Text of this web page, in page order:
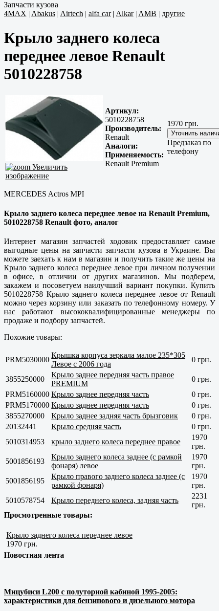
Запчасти кузова
4MAX | Abakus | Airtech | alfa car| Alkar| AMB | другие
Крыло заднего колеса
переднее левое Renault
5010228758
Увеличить
изображение
Артикул:
5010228758
Производитель:
Renault
Аналоги:
Применяемость:
Renault Premium
1970 грн.
Предзаказ по
телефону
MERCEDES Actros MPI
Крыло заднего колеса переднее левое на Renault Premium,
5010228758 Renault фото, аналог
Интернет магазин запчастей ходовик предоставляет самые
выгодные цены на запчасти запчасти кузова в Украине. Вы
можете заехать к нам в магазин и получить такие же цены на
Крыло заднего колеса переднее левое при личном получении
в офисе, в отличии от других магазинов. Мы подберем,
закажем и посоветуем наилучший вариант покупки. Купить
5010228758 Крыло заднего колеса переднее левое от Renault
можно через корзину или заказать по телефонному номеру. У
нас работают высококвалифицированные менеджеры по
продаже и подбору запчастей.
Похожие товары:
PRM5030000
Крышка корпуса зеркала малое 235*305
Левое с 2006 года
0 грн.
3855250000
Крыло заднее передняя часть правое
PREMIUM
0 грн.
PRM5160000 Крыло заднее передняя часть
0 грн.
PRM5170000 Крыло заднее передняя часть
0 грн.
3855270000
Крыло заднее задняя часть брызговик
0 грн.
20132441
Крыло средняя часть
0 грн.
5010314953
крыло заднего колеса переднее правое
1970
грн.
5001856193
Крыло заднего колеса заднее (с рамкой
фонаря) левое
1970
грн.
5001856195
Крыло правого заднего колеса заднее (с
рамкой фонаря)
1970
грн.
5010578754
Крыло переднего колеса, задняя часть
2231
грн.
Просмотренные товары:
Крыло заднего колеса переднее левое
1970 грн.
Новостная лента
Мицубиси L200 с полуторной кабиной 1995-2005:
характеристики для бензинового и дизельного мотора